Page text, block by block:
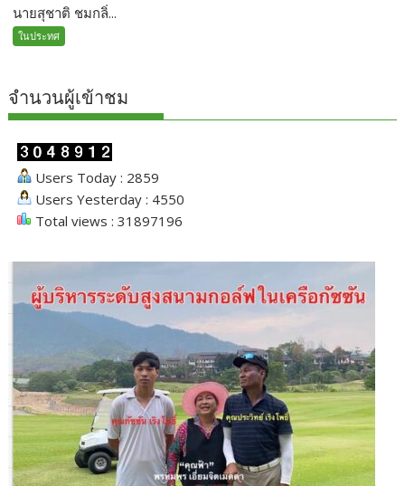
นายสุชาติ ชมกลิ่...
ในประทศ
จำนวนผู้เข้าชม
Users Today : 2859
Users Yesterday : 4550
Total views : 31897196